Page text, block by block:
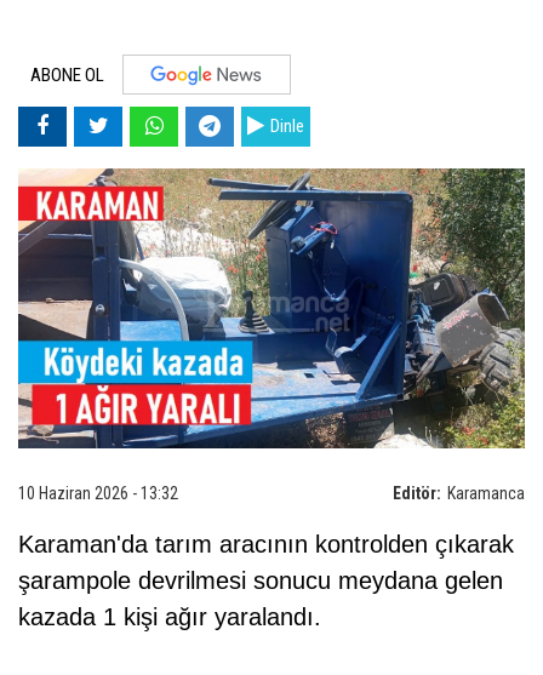
ABONE OL
Dinle
Editör: Karamanca
10 Haziran 2026 - 13:32
Karaman'da tarım aracının kontrolden çıkarak
şarampole devrilmesi sonucu meydana gelen
kazada 1 kişi ağır yaralandı.